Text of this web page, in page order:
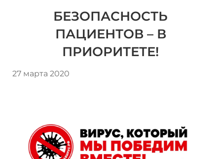
БЕЗОПАСНОСТЬ
ПАЦИЕНТОВ – В
ПРИОРИТЕТЕ!
27 марта 2020